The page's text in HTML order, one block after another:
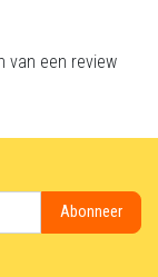
van een review
Abonneer